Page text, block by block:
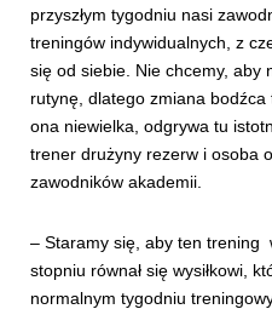
przyszłym tygodniu nasi
treningów indywidualnych, z
się od siebie. Nie chcemy, aby
rutynę, dlatego zmiana
ona niewielka, odgrywa tu
trener drużyny rezerw i osoba
zawodników akademii.
– Staramy się, aby ten trening
stopniu równał się wysiłkowi,
normalnym tygodniu